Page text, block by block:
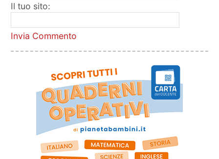
Il tuo sito:
Invia Commento